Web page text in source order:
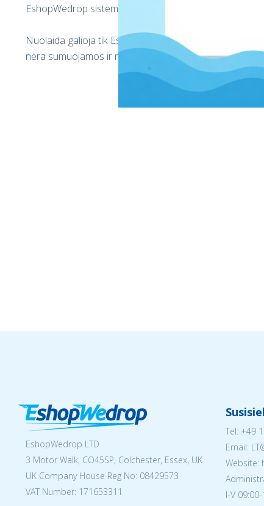
EshopWedrop sistemoje).
Nuolaida galioja tik EshopWedrop Juodojo
nėra sumuojamos ir negali būti panaudotos kartu su
EshopWedrop LTD
3 Motor Walk, CO45SP, Colchester, Essex, UK
UK Company House Reg No: 08429573
VAT Number: 171653311
Tel: +49
Email:
Website:
I-V